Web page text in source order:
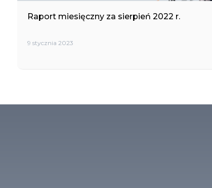
Raport miesięczny za sierpień 2022 r.
9 stycznia 2023